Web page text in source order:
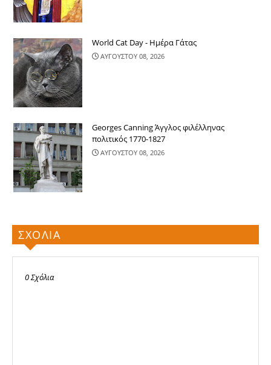
World Cat Day - Ημέρα Γάτας
ΑΥΓΟΥΣΤΟΥ 08, 2026
Georges Canning Άγγλος φιλέλληνας
πολιτικός 1770-1827
ΑΥΓΟΥΣΤΟΥ 08, 2026
ΣΧΟΛΙΑ
0 Σχόλια